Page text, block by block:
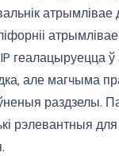
атрымлівае
геалацыруецца
але магчыма
раздзелы.
рэлевантныя для